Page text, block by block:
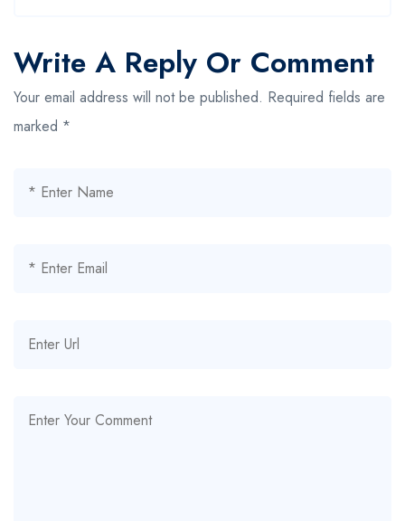
Write A Reply Or Comment
Your email address will not be published. Required fields are
marked *